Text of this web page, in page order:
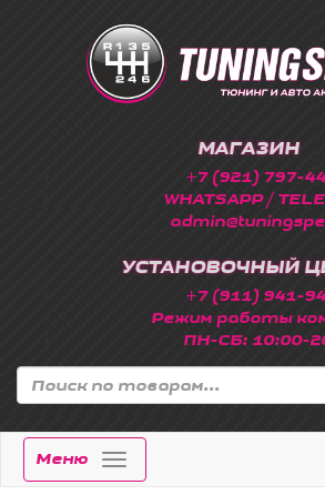
МАГАЗИН
+7 (921) 797-
WHATSAPP /
УСТАНОВОЧНЫЙ
+7 (911) 941-
Режим работы
ПН-СБ: 10:00-
Меню